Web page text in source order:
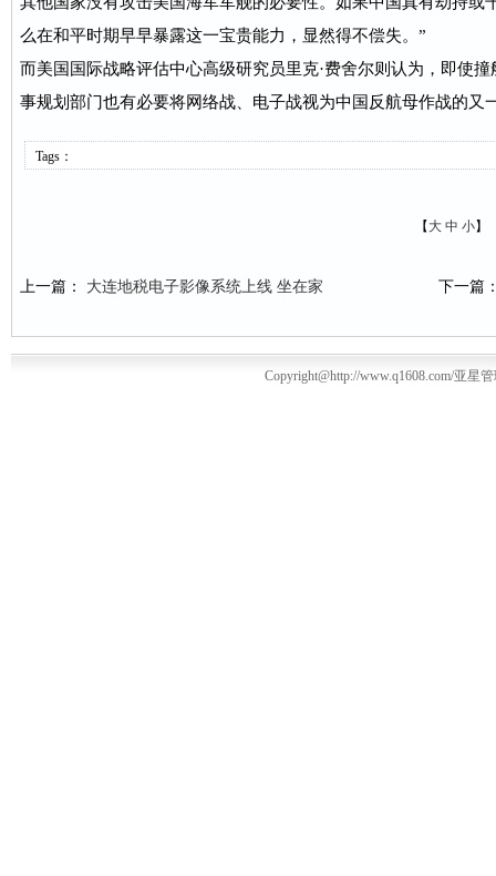
么在和平时期早早暴露这一宝贵能力，显然得不偿失。”
而美国国际战略评估中心高级研究员里克·费舍尔则认为，即使
事规划部门也有必要将网络战、电子战视为中国反航母作战的又
Tags：
【 大 中 小】
上一篇： 大连地税电子影像系统上线 坐在家 下一篇
Copyright@http://www.q1608.com/亚星